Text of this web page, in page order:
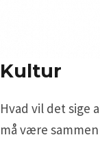
Kultur
Hvad vil det sige
må være